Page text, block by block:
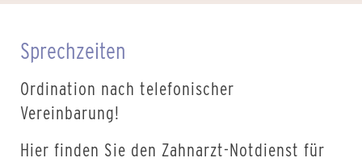
Sprechzeiten
Ordination nach telefonischer
Vereinbarung!
Hier finden Sie den Zahnarzt-Notdienst für